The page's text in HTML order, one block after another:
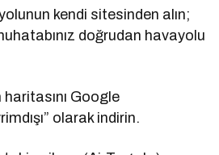
kendi sitesinden alın;
doğrudan havayolu
Google
olarak indirin.